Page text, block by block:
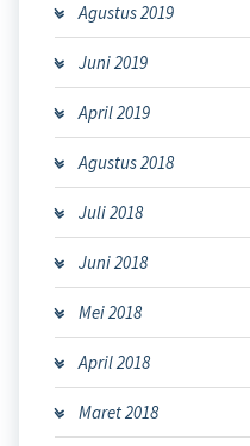
Agustus 2019
Juni 2019
April 2019
Agustus 2018
Juli 2018
Juni 2018
Mei 2018
April 2018
Maret 2018